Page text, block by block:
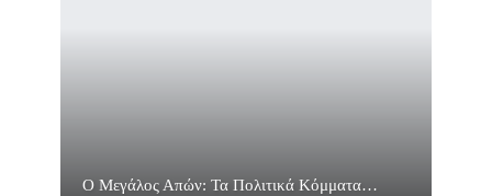
Ο Μεγάλος Απών: Τα Πολιτικά Κόμματα…